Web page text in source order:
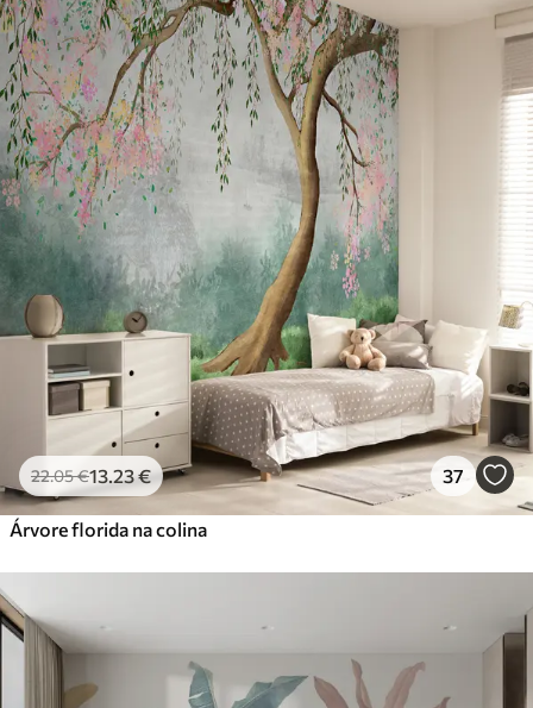
22.05€13 .23€ 37
Árvore florida na colina